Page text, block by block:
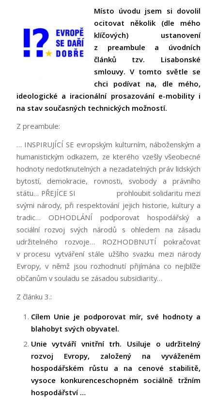
Místo úvodu jsem si dovolil
ocitovat několik (dle mého
klíčových) ustanovení
z preambule a úvodních
článků tzv. Lisabonské
smlouvy. V tomto světle se
chci podívat na, dle mého,
ideologické a iracionální prosazování e-mobility i
na stav současných technických možností.
Z preambule:
… INSPIRUJÍCÍ SE evropským kulturním, náboženským a
humanistickým odkazem, ze kterého vzešly všeobecné
hodnoty nedotknutelných a nezadatelných práv lidských
bytostí, demokracie, rovnosti, svobody a právního
státu… PŘEJÍCE SI prohloubit solidaritu mezi
svými národy, při respektování jejich historie, kultury a
tradic… ODHODLÁNÍ podporovat hospodářský a
sociální rozvoj svých národů s ohledem na zásadu
udržitelného rozvoje… ROZHODBNUTÍ pokračovat
v procesu vytváření stále užšího svazku mezi národy
Evropy, v němž jsou rozhodnutí přijímána co nejblíže
občanům v souladu se zásadou subsidiarity…
Z článku 3.:
Cílem Unie je podporovat mír, své hodnoty a
blahobyt svých obyvatel.
Unie vytváří vnitřní trh. Usiluje o udržitelný
rozvoj Evropy, založený na vyváženém
hospodářském růstu a na cenové stabilitě,
vysoce konkurenceschopném sociálně tržním
hospodářství …